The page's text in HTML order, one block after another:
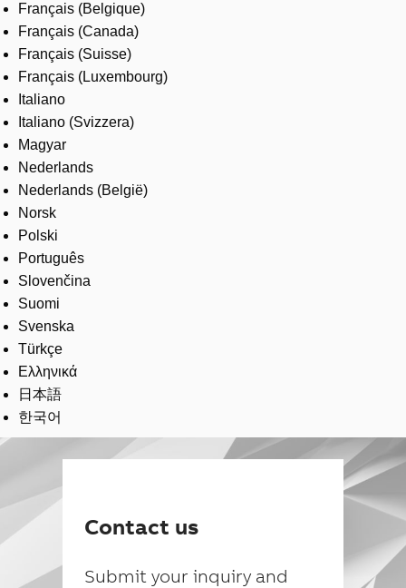
Français (Belgique)
Français (Canada)
Français (Suisse)
Français (Luxembourg)
Italiano
Italiano (Svizzera)
Magyar
Nederlands
Nederlands (België)
Norsk
Polski
Português
Slovenčina
Suomi
Svenska
Türkçe
Ελληνικά
日本語
한국어
Contact us
Submit your inquiry and